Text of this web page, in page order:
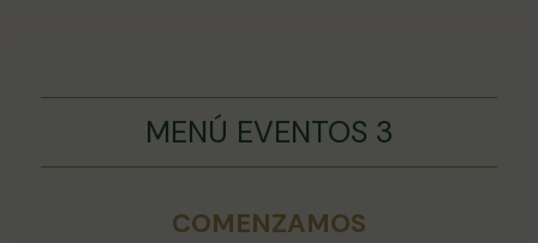
MENÚ EVENTOS 3
COMENZAMOS